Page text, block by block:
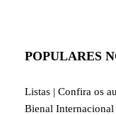
POPULARES
Listas | Confira os
Bienal